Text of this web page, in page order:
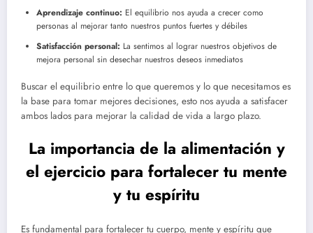
Aprendizaje continuo: El equilibrio nos ayuda a crecer como
personas al mejorar tanto nuestros puntos fuertes y débiles
Satisfacción personal: La sentimos al lograr nuestros objetivos de
mejora personal sin desechar nuestros deseos inmediatos
Buscar el equilibrio entre lo que queremos y lo que necesitamos es
la base para tomar mejores decisiones, esto nos ayuda a satisfacer
ambos lados para mejorar la calidad de vida a largo plazo.
La importancia de la alimentación y
el ejercicio para fortalecer tu mente
y tu espíritu
Es fundamental para fortalecer tu cuerpo, mente y espíritu que